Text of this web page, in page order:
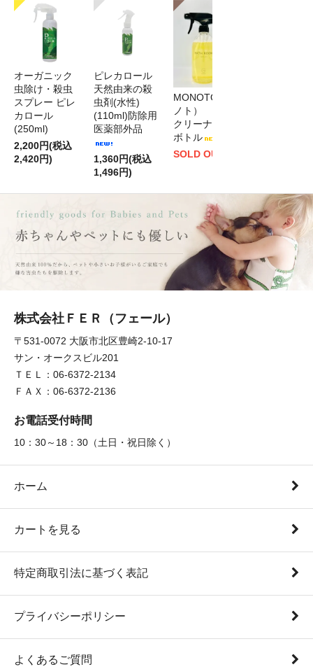
オーガニック
虫除け・殺虫
スプレー ピレ
カロール
(250ml)
2,200円(税込
2,420円)
ピレカロール
天然由来の殺
虫剤(水性)
(110ml)防除用
医薬部外品
1,360円(税込
1,496円)
MONOTO（モ
ノト） バス
クリーナー
ボトル
SOLD OUT
株式会社ＦＥＲ（フェール）
〒531-0072 大阪市北区豊崎2-10-17
サン・オークスビル201
ＴＥＬ：06-6372-2134
ＦＡＸ：06-6372-2136
お電話受付時間
10：30～18：30（土日・祝日除く）
ホーム
カートを見る
特定商取引法に基づく表記
プライバシーポリシー
よくあるご質問